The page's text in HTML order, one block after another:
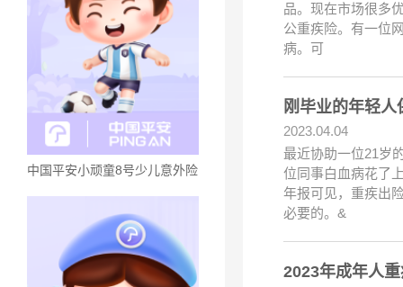
中国平安小顽童8号少儿意外险
品。现在市场很多
公重疾险。有一位
病。可
刚毕业的年轻
2023.04.04
最近协助一位21岁
位同事白血病花了
年报可见，重疾出
必要的。&
2023年成年人